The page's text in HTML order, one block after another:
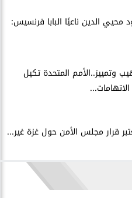
محيي الدين ناعيًا البابا فرنسيس:
وتمييز..الأمم المتحدة تكيل
قرار مجلس الأمن حول غزة غير...